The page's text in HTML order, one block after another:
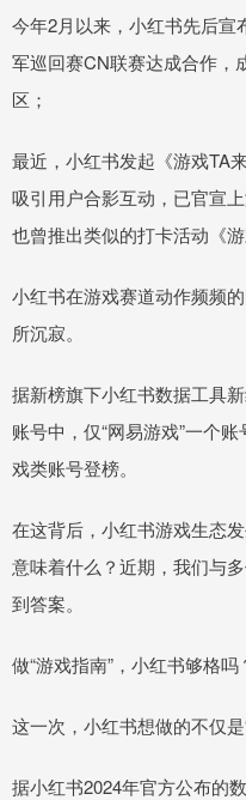
今年2月以来，小红书先后
军巡回赛CN联赛达成合作，
区；
最近，小红书发起《游戏TA
吸引用户合影互动，已官宣
也曾推出类似的打卡活动《游
小红书在游戏赛道动作频频
所沉寂。
据新榜旗下小红书数据工具
账号中，仅“网易游戏”一个
戏类账号登榜。
在这背后，小红书游戏生态
意味着什么？近期，我们与
到答案。
做“游戏指南”，小红书够格吗
这一次，小红书想做的不仅是
据小红书2024年官方公布的